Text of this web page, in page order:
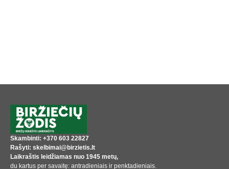
Skambinti: +370 603 22827
Rašyti: skelbimai@birzietis.lt
Laikraštis leidžiamas nuo 1945 metų,
du kartus per savaitę: antradieniais ir penktadieniais.